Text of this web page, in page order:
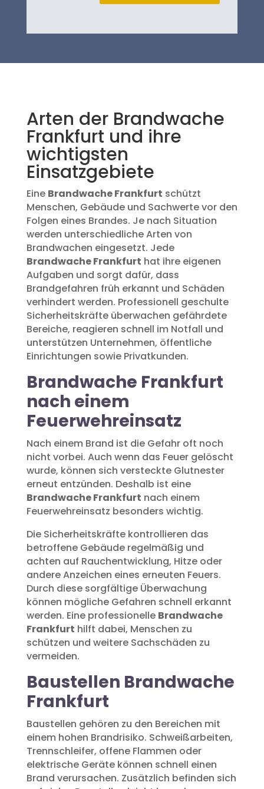
Arten der Brandwache
Frankfurt und ihre
wichtigsten
Einsatzgebiete
Eine Brandwache Frankfurt schützt
Menschen, Gebäude und Sachwerte vor den
Folgen eines Brandes. Je nach Situation
werden unterschiedliche Arten von
Brandwachen eingesetzt. Jede
Brandwache Frankfurt hat ihre eigenen
Aufgaben und sorgt dafür, dass
Brandgefahren früh erkannt und Schäden
verhindert werden. Professionell geschulte
Sicherheitskräfte überwachen gefährdete
Bereiche, reagieren schnell im Notfall und
unterstützen Unternehmen, öffentliche
Einrichtungen sowie Privatkunden.
Brandwache Frankfurt
nach einem
Feuerwehreinsatz
Nach einem Brand ist die Gefahr oft noch
nicht vorbei. Auch wenn das Feuer gelöscht
wurde, können sich versteckte Glutnester
erneut entzünden. Deshalb ist eine
Brandwache Frankfurt nach einem
Feuerwehreinsatz besonders wichtig.
Die Sicherheitskräfte kontrollieren das
betroffene Gebäude regelmäßig und
achten auf Rauchentwicklung, Hitze oder
andere Anzeichen eines erneuten Feuers.
Durch diese sorgfältige Überwachung
können mögliche Gefahren schnell erkannt
werden. Eine professionelle Brandwache
Frankfurt hilft dabei, Menschen zu
schützen und weitere Sachschäden zu
vermeiden.
Baustellen Brandwache
Frankfurt
Baustellen gehören zu den Bereichen mit
einem hohen Brandrisiko. Schweißarbeiten,
Trennschleifer, offene Flammen oder
elektrische Geräte können schnell einen
Brand verursachen. Zusätzlich befinden sich